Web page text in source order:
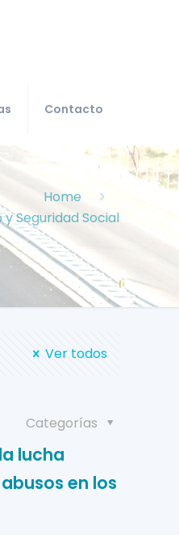
Contacto
Home
Seguridad Social
Ver todos
Categorías
lucha
en los